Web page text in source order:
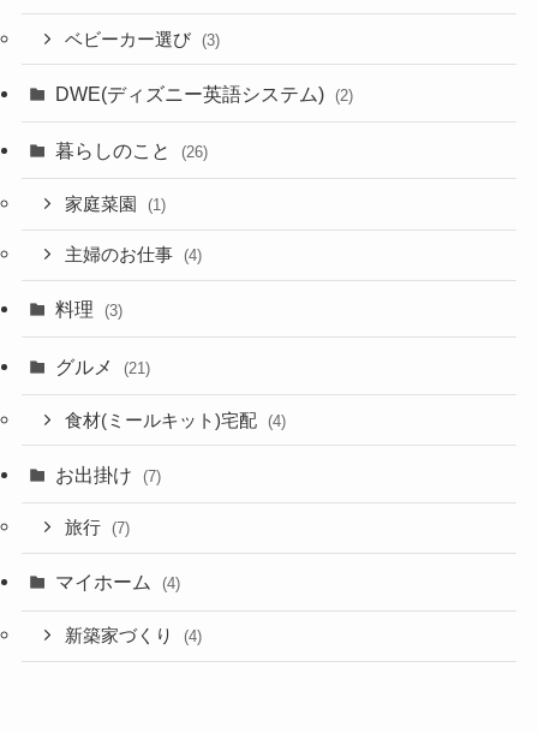
ベビーカー選び (3)
DWE(ディズニー英語システム) (2)
暮らしのこと (26)
家庭菜園 (1)
主婦のお仕事 (4)
料理 (3)
グルメ (21)
食材(ミールキット)宅配 (4)
お出掛け (7)
旅行 (7)
マイホーム (4)
新築家づくり (4)